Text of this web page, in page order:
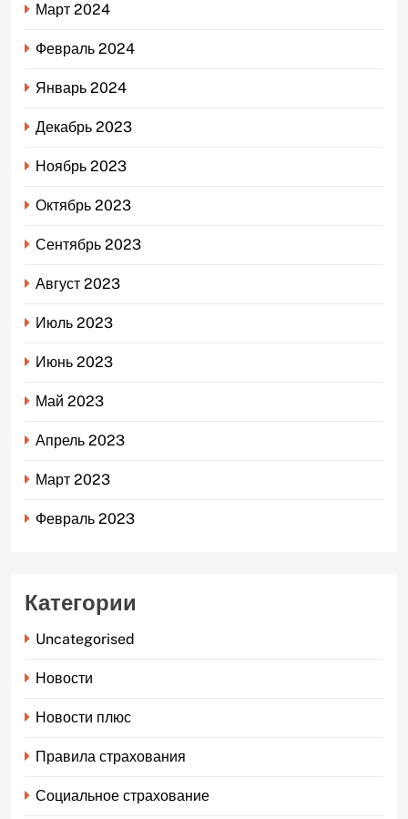
Март 2024
Февраль 2024
Январь 2024
Декабрь 2023
Ноябрь 2023
Октябрь 2023
Сентябрь 2023
Август 2023
Июль 2023
Июнь 2023
Май 2023
Апрель 2023
Март 2023
Февраль 2023
Категории
Uncategorised
Новости
Новости плюс
Правила страхования
Социальное страхование